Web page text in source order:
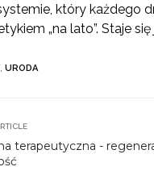
który każdego
„na lato”. Staje
URODA
terapeutyczna -